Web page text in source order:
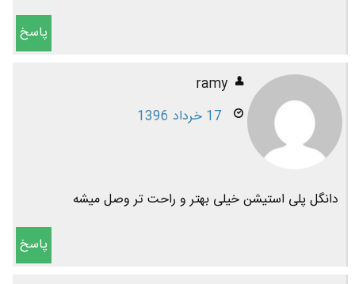
پاسخ
ramy
17 خرداد 1396
دانگل پلی استیشن خیلی بهتر و راحت تر وصل میشه
پاسخ